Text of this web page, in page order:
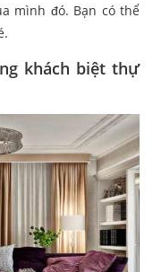
mình đó. Bạn có thể
khách biệt thự